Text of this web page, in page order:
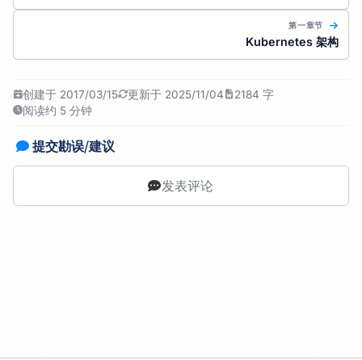
第一章节
Kubernetes 架构
创建于 2017/03/15 更新于 2025/11/04
2184 字
阅读约 5 分钟
提交勘误/建议
发表评论